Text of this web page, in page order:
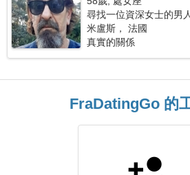
尋找一位資深女士的男
米盧斯， 法國
真實的關係
FraDatingGo 的